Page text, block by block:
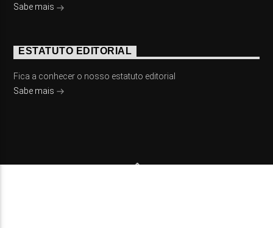
Sabe mais
ESTATUTO EDITORIAL
Fica a conhecer o nosso estatuto editorial
Sabe mais